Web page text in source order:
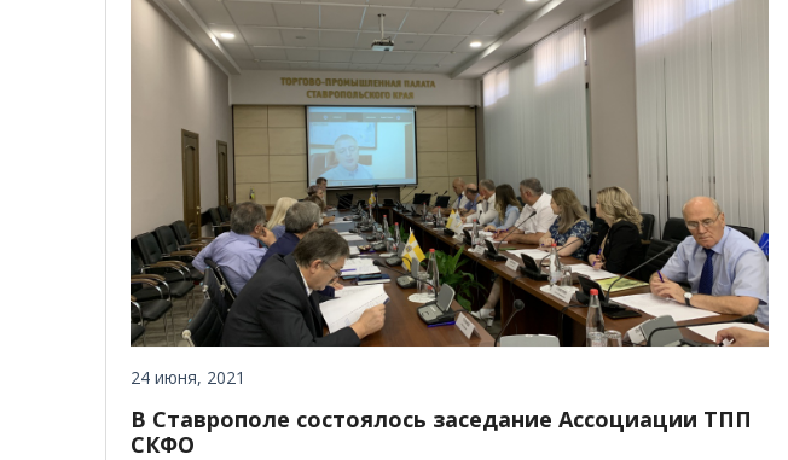
24 июня, 2021
В Ставрополе состоялось заседание Ассоциации ТПП
СКФО